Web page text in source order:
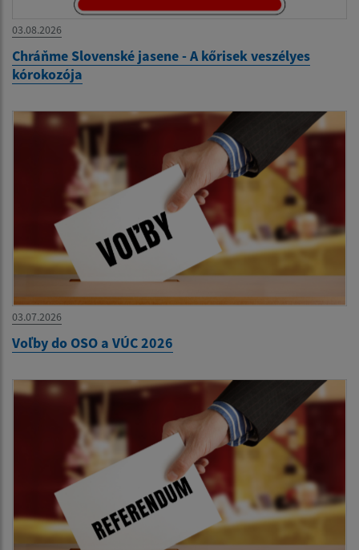
03.08.2026
Chráňme Slovenské jasene - A kőrisek veszélyes
kórokozója
03.07.2026
Voľby do OSO a VÚC 2026